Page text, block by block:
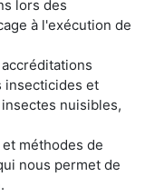
lors des
à l'exécution de
insecticides et
nuisibles,
méthodes de
nous permet de